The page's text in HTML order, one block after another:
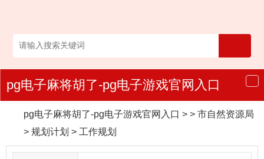
导
航
pg电子麻将胡了-pg电子游戏官网入口
pg电子麻将胡了-pg电子游戏官网入口 > > 市自然资源局
> 规划计划 > 工作规划